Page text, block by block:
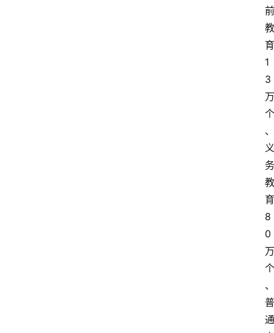
前
教
育
1
3
万
个
、
义
务
教
育
8
0
万
个
、
普
通